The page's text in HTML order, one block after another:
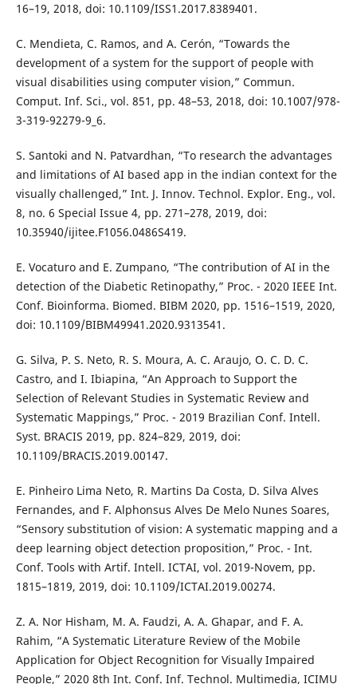
16–19, 2018, doi: 10.1109/ISS1.2017.8389401.
C. Mendieta, C. Ramos, and A. Cerón, “Towards the
development of a system for the support of people with
visual disabilities using computer vision,” Commun.
Comput. Inf. Sci., vol. 851, pp. 48–53, 2018, doi: 10.1007/978-
3-319-92279-9_6.
S. Santoki and N. Patvardhan, “To research the advantages
and limitations of AI based app in the indian context for the
visually challenged,” Int. J. Innov. Technol. Explor. Eng., vol.
8, no. 6 Special Issue 4, pp. 271–278, 2019, doi:
10.35940/ijitee.F1056.0486S419.
E. Vocaturo and E. Zumpano, “The contribution of AI in the
detection of the Diabetic Retinopathy,” Proc. - 2020 IEEE Int.
Conf. Bioinforma. Biomed. BIBM 2020, pp. 1516–1519, 2020,
doi: 10.1109/BIBM49941.2020.9313541.
G. Silva, P. S. Neto, R. S. Moura, A. C. Araujo, O. C. D. C.
Castro, and I. Ibiapina, “An Approach to Support the
Selection of Relevant Studies in Systematic Review and
Systematic Mappings,” Proc. - 2019 Brazilian Conf. Intell.
Syst. BRACIS 2019, pp. 824–829, 2019, doi:
10.1109/BRACIS.2019.00147.
E. Pinheiro Lima Neto, R. Martins Da Costa, D. Silva Alves
Fernandes, and F. Alphonsus Alves De Melo Nunes Soares,
“Sensory substitution of vision: A systematic mapping and a
deep learning object detection proposition,” Proc. - Int.
Conf. Tools with Artif. Intell. ICTAI, vol. 2019-Novem, pp.
1815–1819, 2019, doi: 10.1109/ICTAI.2019.00274.
Z. A. Nor Hisham, M. A. Faudzi, A. A. Ghapar, and F. A.
Rahim, “A Systematic Literature Review of the Mobile
Application for Object Recognition for Visually Impaired
People,” 2020 8th Int. Conf. Inf. Technol. Multimedia, ICIMU